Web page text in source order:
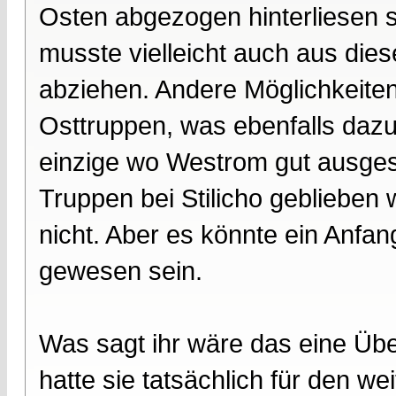
Osten abgezogen hinterliesen
musste vielleicht auch aus
abziehen. Andere
Osttruppen, was ebenfalls
einzige wo Westrom gut
Truppen bei Stilicho geblieben
nicht. Aber es könnte ein
gewesen sein.
Was sagt ihr wäre das eine
hatte sie tatsächlich für den